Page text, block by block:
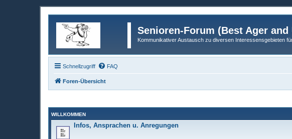
Senioren-Forum (Best Ager and
Kommunikativer Austausch zu diversen Interessensgebieten
Schnellzugriff FAQ
Foren-Übersicht
WILLKOMMEN
Infos, Ansprachen u. Anregungen